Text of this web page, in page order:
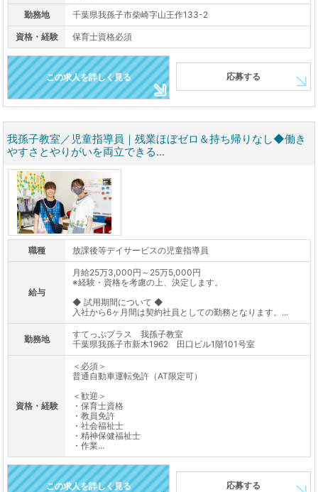
勤務地 千葉県我孫子市柴崎字山王作133-2
資格・経験 保育士資格必須
この求人を詳しく見る 応募する
我孫子教室／児童指導員｜残業ほぼゼロ＆持ち帰りなし◆働き
やすさとやりがいを両立できる...
職種 放課後等デイサービスの児童指導員
給与
月給25万3,000円～25万5,000円
※経験・資格を考慮の上、決定します。
◆ 試用期間について ◆
入社から6ヶ月間は契約社員としての勤務となります。...
勤務地
すてっぷプラス 我孫子教室
千葉県我孫子市新木1962 田口ビル1階101号室
資格・経験
＜必須＞
普通自動車運転免許（AT限定可）
＜歓迎＞
・保育士資格
・教員免許
・社会福祉士
・精神保健福祉士
・作業...
この求人を詳しく見る 応募する